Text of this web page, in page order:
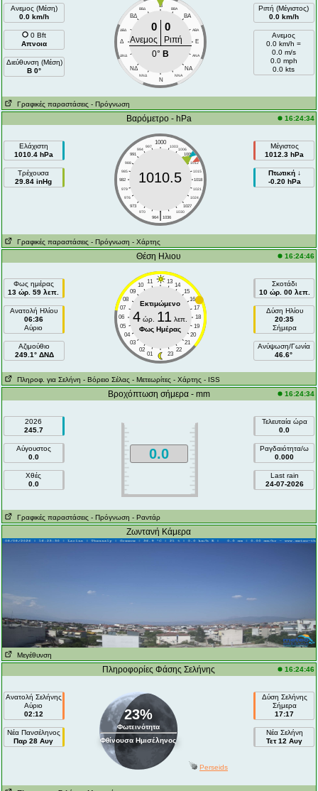
Ανεμος (Μέση)
0.0 km/h
0 Bft
Απνοια
Διεύθυνση (Μέση)
Β 0°
Β
ΒΒΔ ΒΒΑ
ΒΔ ΒA
ΔΒΔ AΒA
Δ E
ΔΝΔ ANA
ΝΔ NA
ΝΝΔ NNA
N
0 0
Ανεμος
Ριπή
0° Β
Ριπή (Μέγιστος)
0.0 km/h
Ανεμος
0.0 km/h =
0.0 m/s
0.0 mph
0.0 kts
Γραφικές παραστάσεις - Πρόγνωση
Βαρόμετρο - hPa 16:24:34
Ελάχιστη
1010.4 hPa
Τρέχουσα
29.84 inHg
1000
997 1003
994
1006
991
1009
988
1012
985
1015
982
1018
979
1021
976
1024
973
1027
970
1030
|
964 1036
1010.5
Μέγιστος
1012.3 hPa
Πτωτική ↓
-0.20 hPa
Γραφικές παραστάσεις - Πρόγνωση - Χάρτης
Θέση Ηλιου 16:24:46
Φως ημέρας
13 ώρ. 59 λεπ.
Ανατολή Ηλίου
06:36
Αύριο
Aζιμούθιο
249.1° ΔΝΔ
11 13
10
14
09
15
08
16
07
17
06
18
05
19
04
20
03
21
02
22
01 23
Εκτιμώμενο
4 ώρ. 11 λεπ.
Φως Ημέρας
Σκοτάδι
10 ώρ. 00 λεπ.
Δύση Ηλίου
20:35
Σήμερα
Ανύψωση/Γωνία
46.6°
Πληροφ. για Σελήνη - Βόρειο Σέλας - Μετεωρίτες - Χάρτης - ISS
Βροχόπτωση σήμερα - mm 16:24:34
2026
245.7
Αύγουστος
0.0
Χθές
0.0
0.0
Τελευταία ώρα
0.0
Ραγδαιότητα/ω
0.000
Last rain
24-07-2026
Γραφικές παραστάσεις - Πρόγνωση - Ραντάρ
Ζωντανή Κάμερα
Μεγέθυνση
Πληροφορίες Φάσης Σελήνης 16:24:46
Ανατολή Σελήνης
Αύριο
02:12
Νέα Πανσέληνος
Παρ 28 Αυγ
23%
Φωτεινότητα
Φθίνουσα Ημισέληνος
Δύση Σελήνης
Σήμερα
17:17
Νέα Σελήνη
Τετ 12 Αυγ
Perseids